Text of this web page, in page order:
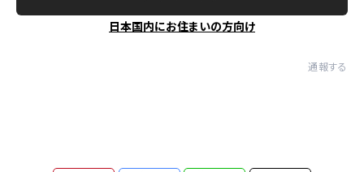
日本国内にお住まいの方向け
通報する